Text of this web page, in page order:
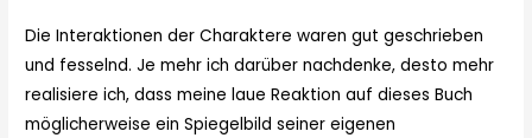
Die Interaktionen der Charaktere waren gut geschrieben
und fesselnd. Je mehr ich darüber nachdenke, desto mehr
realisiere ich, dass meine laue Reaktion auf dieses Buch
möglicherweise ein Spiegelbild seiner eigenen